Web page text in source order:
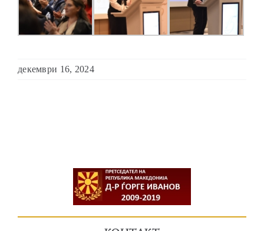
декември 16, 2024